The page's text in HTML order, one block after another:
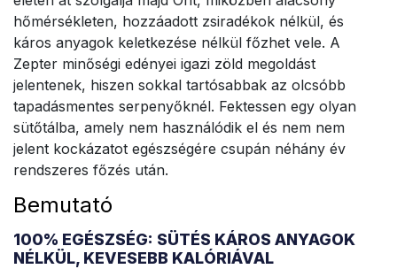
hőmérsékleten, hozzáadott zsiradékok nélkül, és
káros anyagok keletkezése nélkül főzhet vele. A
Zepter minőségi edényei igazi zöld megoldást
jelentenek, hiszen sokkal tartósabbak az olcsóbb
tapadásmentes serpenyőknél. Fektessen egy olyan
sütőtálba, amely nem használódik el és nem nem
jelent kockázatot egészségére csupán néhány év
rendszeres főzés után.
Bemutató
100% EGÉSZSÉG: SÜTÉS KÁROS ANYAGOK
NÉLKÜL, KEVESEBB KALÓRIÁVAL